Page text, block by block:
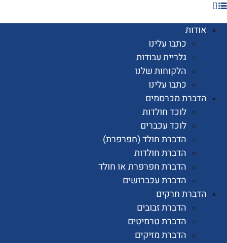
כתבו עלינו
גלריית עבודות
הלקוחות שלנו
כתבו עלינו
מכרסמים
לוכד חולדות
לוכד עכברים
הדברת חולד (חפרפרת)
הדברת חולדות
הדברת חפרפרת או חולד
הדברת עכברושים
חרקים
הדברת זבובים
הדברת טרמיטים
הדברת מזיקים